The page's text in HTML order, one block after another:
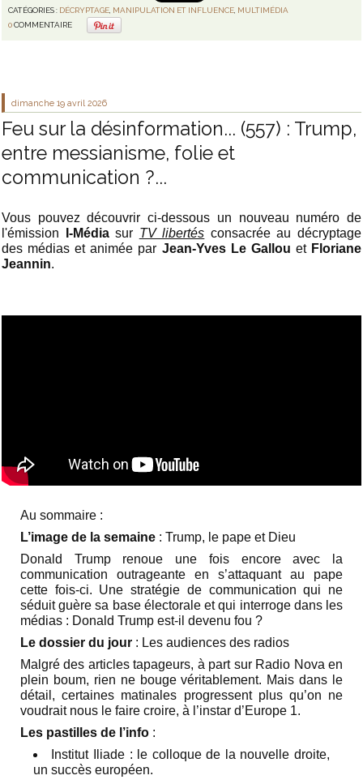
CATÉGORIES : DÉCRYPTAGE, MANIPULATION ET INFLUENCE, MULTIMÉDIA
0COMMENTAIRE
dimanche 19 avril 2026
Feu sur la désinformation... (557) : Trump,
entre messianisme, folie et
communication ?...
Vous pouvez découvrir ci-dessous un nouveau numéro de
l'émission
I-Médiasur TV libertés consacrée au décryptage
des médias et animée par Jean-Yves Le Gallou et Floriane
Jeannin.
Au sommaire :
L’image de la semaine: Trump, le pape et Dieu
Donald Trump renoue une fois encore avec la
communication outrageante en s’attaquant au pape
cette fois-ci. Une stratégie de communication qui ne
séduit guère sa base électorale et qui interroge dans les
médias : Donald Trump est-il devenu fou ?
Le dossier du jour: Les audiences des radios
Malgré des articles tapageurs, à part sur Radio Nova en
plein boum, rien ne bouge véritablement. Mais dans le
détail, certaines matinales progressent plus qu’on ne
voudrait nous le faire croire, à l’instar d’Europe 1.
Les pastilles de l’info:
Institut Iliade : le colloque de la nouvelle droite,
un succès européen.